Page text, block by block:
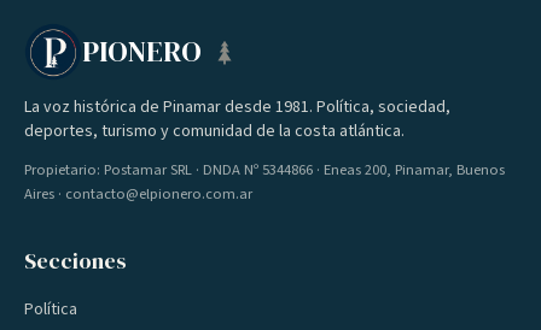
PIONERO
La voz histórica de Pinamar desde 1981. Política, sociedad,
deportes, turismo y comunidad de la costa atlántica.
Propietario: Postamar SRL · DNDA Nº 5344866 · Eneas 200, Pinamar, Buenos
Aires · contacto@elpionero.com.ar
Secciones
Política